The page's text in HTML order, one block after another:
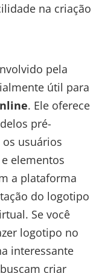
na criação
pela
útil para
. Ele oferece
pré-
usuários
elementos
a plataforma
do logotipo
Se você
logotipo no
interessante
criar